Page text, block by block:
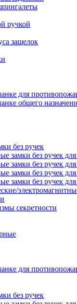
ручкой
защелок
для
общего
без ручек
замки без ручек
замки без ручек
замки без ручек
замки без ручек
секретности
для
без ручек